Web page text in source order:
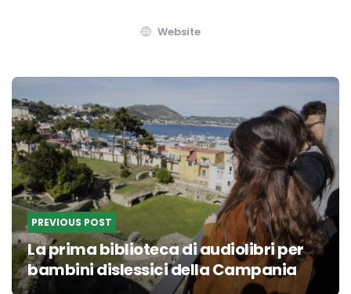
Website
Post
navigation
PREVIOUS POST
La prima biblioteca di audiolibri per
bambini dislessici della Campania